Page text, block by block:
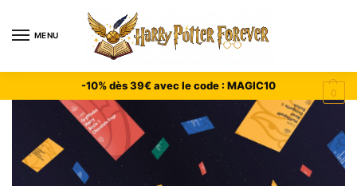
MENU
0
-10% dès 39€ avec le code : MAGIC10